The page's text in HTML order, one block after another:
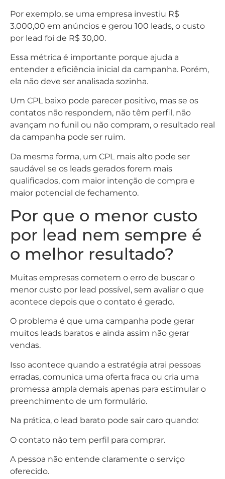
Por exemplo, se uma empresa investiu R$
3.000,00 em anúncios e gerou 100 leads, o custo
por lead foi de R$ 30,00.
Essa métrica é importante porque ajuda a
entender a eficiência inicial da campanha. Porém,
ela não deve ser analisada sozinha.
Um CPL baixo pode parecer positivo, mas se os
contatos não respondem, não têm perfil, não
avançam no funil ou não compram, o resultado real
da campanha pode ser ruim.
Da mesma forma, um CPL mais alto pode ser
saudável se os leads gerados forem mais
qualificados, com maior intenção de compra e
maior potencial de fechamento.
Por que o menor custo
por lead nem sempre é
o melhor resultado?
Muitas empresas cometem o erro de buscar o
menor custo por lead possível, sem avaliar o que
acontece depois que o contato é gerado.
O problema é que uma campanha pode gerar
muitos leads baratos e ainda assim não gerar
vendas.
Isso acontece quando a estratégia atrai pessoas
erradas, comunica uma oferta fraca ou cria uma
promessa ampla demais apenas para estimular o
preenchimento de um formulário.
Na prática, o lead barato pode sair caro quando:
O contato não tem perfil para comprar.
A pessoa não entende claramente o serviço
oferecido.